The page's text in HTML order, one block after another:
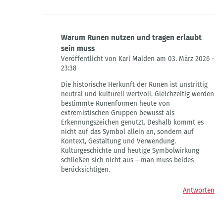
Warum Runen nutzen und tragen erlaubt
sein muss
Veröffentlicht von Karl Malden am 03. März 2026 -
23:38
auf
Warum
Runen
nutzen
und
tragen
erlaubt
sein
muss
von
Die historische Herkunft der Runen ist unstrittig
neutral und kulturell wertvoll. Gleichzeitig werden
bestimmte Runenformen heute von
extremistischen Gruppen bewusst als
Erkennungszeichen genutzt. Deshalb kommt es
nicht auf das Symbol allein an, sondern auf
Kontext, Gestaltung und Verwendung.
Kulturgeschichte und heutige Symbolwirkung
schließen sich nicht aus – man muss beides
berücksichtigen.
Antworten